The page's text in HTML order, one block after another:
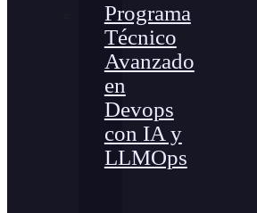
Programa
Técnico
Avanzado
en
Devops
con IA y
LLMOps